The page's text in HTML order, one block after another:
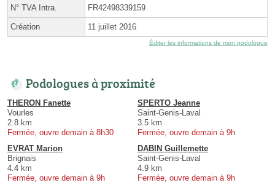
N° TVA Intra. FR42498339159
Création 11 juillet 2016
Éditer les informations de mon podologue
Podologues à proximité
THERON Fanette
Vourles
2.8 km
Fermée, ouvre demain à 8h30
SPERTO Jeanne
Saint-Genis-Laval
3.5 km
Fermée, ouvre demain à 9h
EVRAT Marion
Brignais
4.4 km
Fermée, ouvre demain à 9h
DABIN Guillemette
Saint-Genis-Laval
4.9 km
Fermée, ouvre demain à 9h